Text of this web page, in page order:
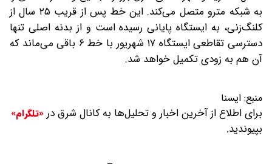
به شبکه مترو متصل می‌کند. این خط پس از قریب ۲۵ سال از
کلنگ‌زنی، به ایستگاه پایانی رسیده است و از بدنه اصلی تنها
دسترسی تقاطعی ایستگاه ۱۷ شهریور با خط ۶ باقی می‌ماند که
آن هم به زودی تکمیل خواهد شد.
منبع: ایسنا
برای اطلاع از آخرین اخبار و تحلیل‌ها به کانال شرق در «تلگرام»
بپیوندید.